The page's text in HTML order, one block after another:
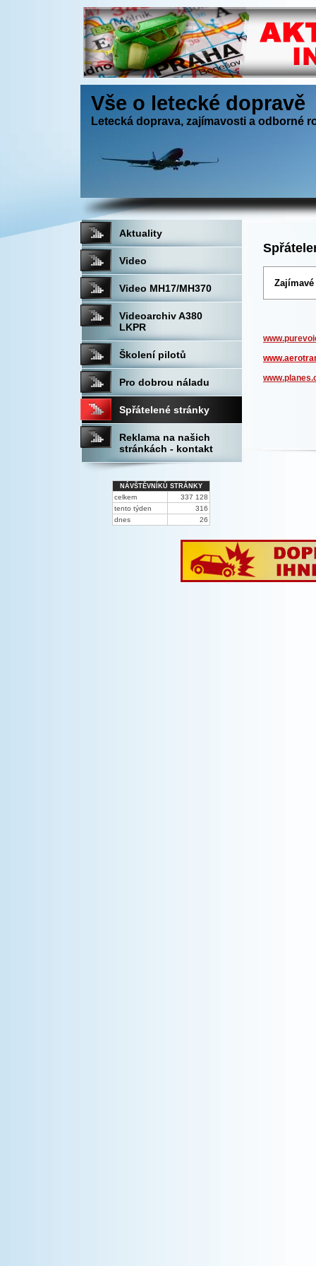
Vše o letecké dopravě
Letecká doprava, zajímavosti a odborné
Aktuality
Video
Video MH17/MH370
Videoarchiv A380
LKPR
Školení pilotů
Pro dobrou náladu
Spřátelené stránky
Reklama na našich
stránkách - kontakt
NÁVŠTĚVNÍKŮ STRÁNKY
celkem
337 128
tento týden
316
dnes
26